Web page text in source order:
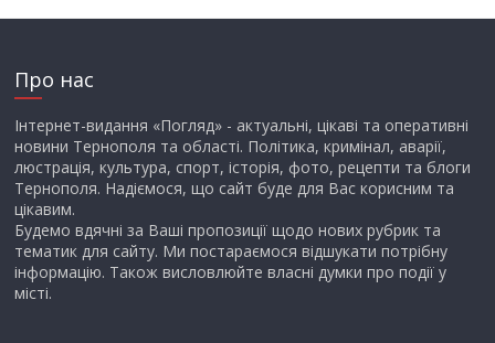
Про нас
Інтернет-видання «Погляд» - актуальні, цікаві та оперативні
новини Тернополя та області. Політика, кримінал, аварії,
люстрація, культура, спорт, історія, фото, рецепти та блоги
Тернополя. Надіємося, що сайт буде для Вас корисним та
цікавим.
Будемо вдячні за Ваші пропозиції щодо нових рубрик та
тематик для сайту. Ми постараємося відшукати потрібну
інформацію. Також висловлюйте власні думки про події у
місті.